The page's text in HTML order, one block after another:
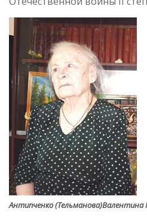
Антипченко (Тельманова)Валентина